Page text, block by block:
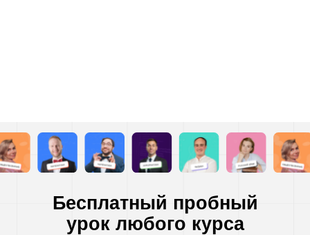
Бесплатный пробный
урок любого курса